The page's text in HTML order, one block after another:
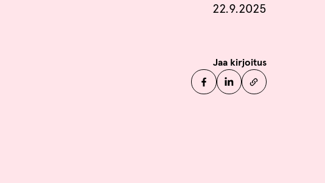
Julkaistu
22.9.2025
Jaa kirjoitus